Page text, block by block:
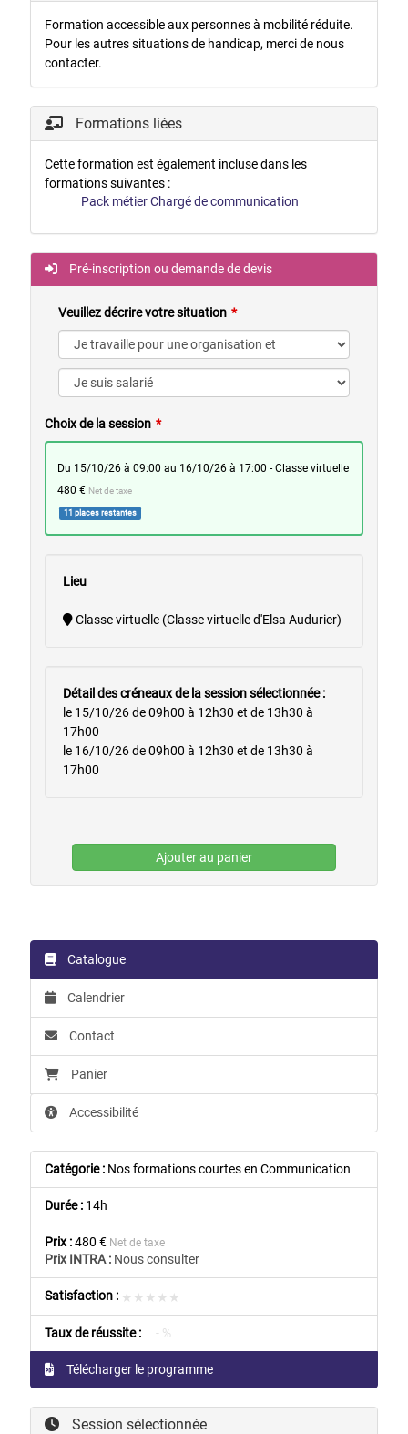
Formation accessible aux personnes à mobilité réduite.
Pour les autres situations de handicap, merci de nous
contacter.
Formations liées
Cette formation est également incluse dans les
formations suivantes :
Pack métier Chargé de communication
Pré-inscription ou demande de devis
Veuillez décrire votre situation
Choix de la session
du 15/10/26 à 09:00 au 16/10/26 à 17:00 - Classe virtuelle
480 € Net de taxe
11 places restantes
Lieu
Classe virtuelle (Classe virtuelle d'Elsa Audurier)
Détail des créneaux de la session sélectionnée :
le 15/10/26 de 09h00 à 12h30 et de 13h30 à
17h00
le 16/10/26 de 09h00 à 12h30 et de 13h30 à
17h00
Ajouter au panier
Catalogue
Calendrier
Contact
Panier
Accessibilité
Catégorie : Nos formations courtes en Communication
Durée :14h
Prix :480 € Net de taxe
Prix INTRA :Nous consulter
Satisfaction : ★★★★★
★★★★★
Taux de réussite : - %
Télécharger le programme
Session sélectionnée